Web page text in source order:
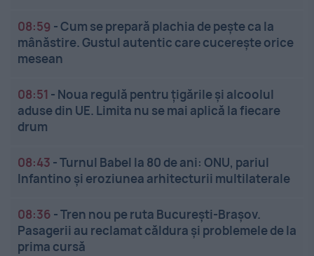
08:59 -Cum se prepară plachia de pește ca la
mânăstire. Gustul autentic care cucerește orice
mesean
08:51 - Noua regulă pentru țigările și alcoolul
aduse din UE. Limita nu se mai aplică la fiecare
drum
08:43 -Turnul Babel la 80 de ani: ONU, pariul
Infantino și eroziunea arhitecturii multilaterale
08:36 -Tren nou pe ruta București-Brașov.
Pasagerii au reclamat căldura și problemele de la
prima cursă